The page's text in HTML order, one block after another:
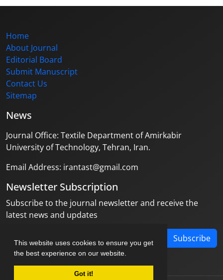
This website uses cookies to ensure you get
the best experience on our website.
Got it!
Home
About Journal
Editorial Board
Submit Manuscript
Contact Us
Sitemap
News
Journal Office: Textile Department of Amirkabir
University of Technology, Tehran, Iran.
Email Address: irantast@gmail.com
Newsletter Subscription
Subscribe to the journal newsletter and receive the
latest news and updates
Subscribe